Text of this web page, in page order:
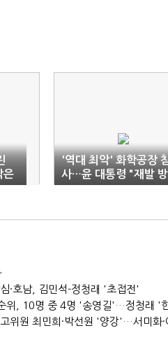
은
'역대 최악' 화학공장
사…윤 대통령 "재발 방
지대책 만전"
·호남, 김민석-정청래 '초접전'